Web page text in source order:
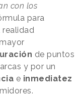
con los
para
realidad
de puntos
y por un
e inmediatez